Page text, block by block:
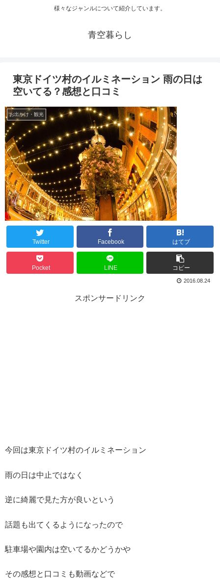
様々なジャンルについて紹介しています。
青空暮らし
東京ドイツ村のイルミネーション 雨の日は
空いてる？感想と口コミ
お出かけ・観光
Twitter Facebook はてブ
Pocket LINE コピー
2016.08.24
スポンサードリンク
今回は東京ドイツ村のイルミネーション
雨の日は中止ではなく
逆に綺麗で見た方が良いという
話題も出てくるようになったので
駐車場や園内は空いてるかどうかや
その感想と口コミも動画などで